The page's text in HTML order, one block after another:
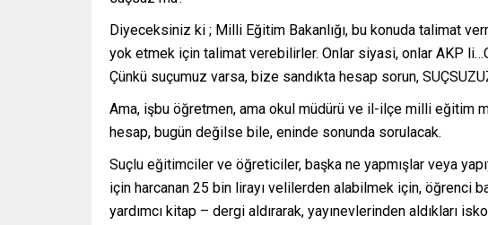
Diyeceksiniz ki ; Milli Eğitim Bakanlığı, bu konuda talimat
yok etmek için talimat verebilirler. Onlar siyasi, onlar AKP
Çünkü suçumuz varsa, bize sandıkta hesap sorun,
Ama, işbu öğretmen, ama okul müdürü ve il-ilçe milli eğitim
hesap, bugün değilse bile, eninde sonunda sorulacak.
Suçlu eğitimciler ve öğreticiler, başka ne yapmışlar veya
için harcanan 25 bin lirayı velilerden alabilmek için, öğrenci
yardımcı kitap – dergi aldırarak, yayınevlerinden aldıkları